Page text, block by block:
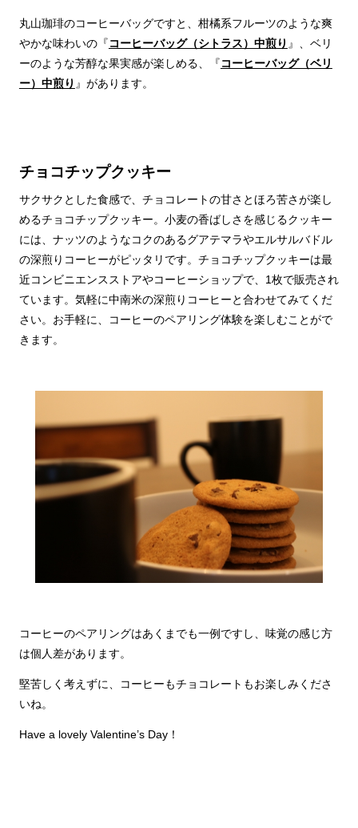
丸山珈琲のコーヒーバッグですと、柑橘系フルーツのような爽
やかな味わいの『コーヒーバッグ（シトラス）中煎り 』、ベリ
ーのような芳醇な果実感が楽しめる、『コーヒーバッグ（ベリ
ー）中煎り 』があります。
チョコチップクッキー
サクサクとした食感で、チョコレートの甘さとほろ苦さが楽し
めるチョコチップクッキー。小麦の香ばしさを感じるクッキー
には、ナッツのようなコクのあるグアテマラやエルサルバドル
の深煎りコーヒーがピッタリです。チョコチップクッキーは最
近コンビニエンスストアやコーヒーショップで、1枚で販売され
ています。気軽に中南米の深煎りコーヒーと合わせてみてくだ
さい。お手軽に、コーヒーのペアリング体験を楽しむことがで
きます。
コーヒーのペアリングはあくまでも一例ですし、味覚の感じ方
は個人差があります。
堅苦しく考えずに、コーヒーもチョコレートもお楽しみくださ
いね。
Have a lovely Valentine’s Day！